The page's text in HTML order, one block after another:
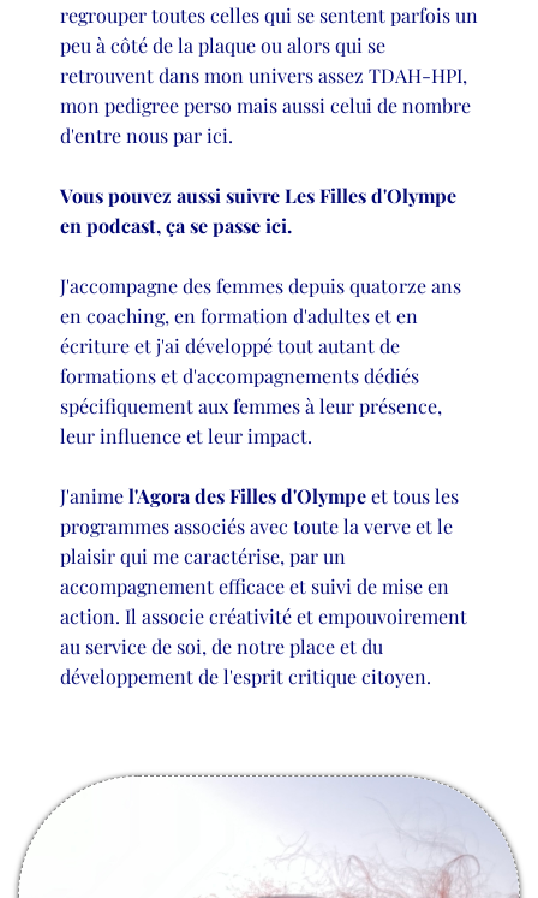
regrouper toutes celles qui se sentent parfois un
peu à côté de la plaque ou alors qui se
retrouvent dans mon univers assez TDAH-HPI,
mon pedigree perso mais aussi celui de nombre
d'entre nous par ici.
Vous pouvez aussi suivre Les Filles d'Olympe
en podcast, ça se passe ici.
J'accompagne des femmes depuis quatorze ans
en coaching, en formation d'adultes et en
écriture et j'ai développé tout autant de
formations et d'accompagnements dédiés
spécifiquement aux femmes à leur présence,
leur influence et leur impact.
J'animel'Agora des Filles d'Olympeet tous les
programmes associés avec toute la verve et le
plaisir qui me caractérise, par un
accompagnement efficace et suivi de mise en
action. Il associe créativité et empouvoirement
au service de soi, de notre place et du
développement de l'esprit critique citoyen.